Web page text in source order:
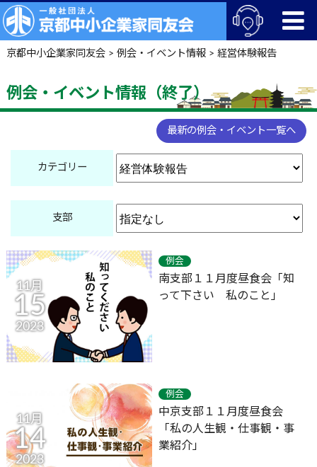
京都中小企業家同友会> 例会・イベント情報> 経営体験報告
例会・イベント情報（終了）
最新の例会・イベント一覧へ
カテゴリー
支部
11月
15
2023
例会
南支部１１月度昼食会「知
って下さい 私のこと」
11月
14
2023
例会
中京支部１１月度昼食会
「私の人生観・仕事観・事
業紹介」